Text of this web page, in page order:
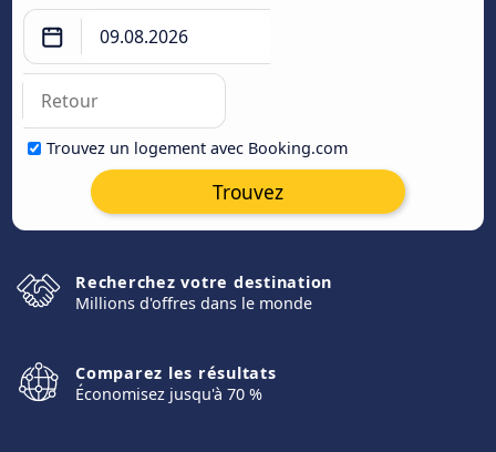
Trouvez un logement avec Booking.com
Trouvez
Recherchez votre destination
Millions d'offres dans le monde
Comparez les résultats
Économisez jusqu'à 70 %